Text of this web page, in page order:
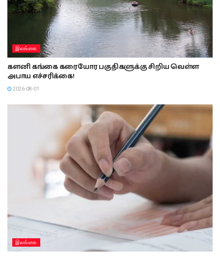
இலங்கை
களனி கங்கை கரையோர பகுதிகளுக்கு சிறிய வெள்ள
அபாய எச்சரிக்கை!
2026-08-01
இலங்கை